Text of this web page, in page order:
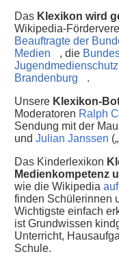
Das Klexikon wird
Wikipedia-
Beauftragte der
Medien
, die
Jugendmedienschutz
Brandenburg
.
Unsere Klexikon-
Moderatoren Ralph
Sendung mit der
und Julian Janssen
Das Kinderlexikon
Medienkompetenz
wie die Wikipedia
finden Schülerinnen
Wichtigste einfach
ist Grundwissen
Unterricht,
Schule.